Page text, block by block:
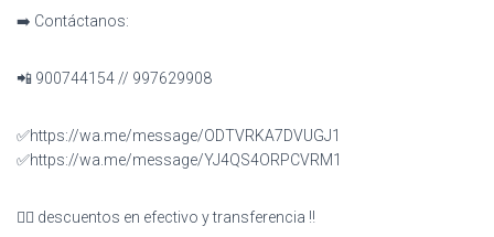
➡️ Contáctanos:
📲 900744154 // 997629908
✅https://wa.me/message/ODTVRKA7DVUGJ1
✅https://wa.me/message/YJ4QS4ORPCVRM1
👉🏻 descuentos en efectivo y transferencia ‼️